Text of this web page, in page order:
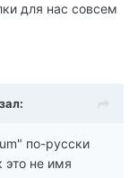
для нас совсем
по-русски
это не имя